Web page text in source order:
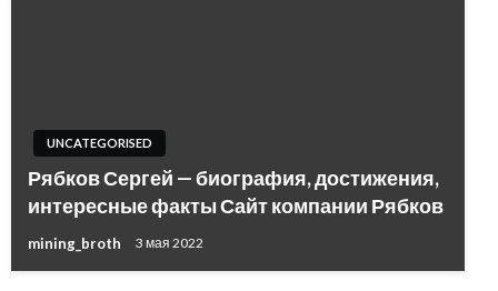
UNCATEGORISED
Рябков Сергей — биография, достижения,
интересные факты Сайт компании Рябков
mining_broth 3 мая 2022